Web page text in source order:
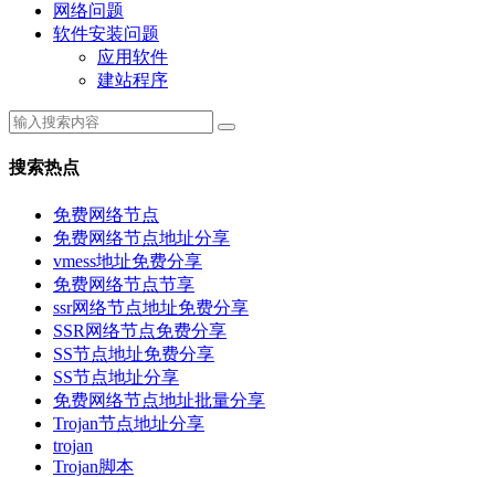
网络问题
软件安装问题
应用软件
建站程序
搜索热点
免费网络节点
免费网络节点地址分享
vmess地址免费分享
免费网络节点节享
ssr网络节点地址免费分享
SSR网络节点免费分享
SS节点地址免费分享
SS节点地址分享
免费网络节点地址批量分享
Trojan节点地址分享
trojan
Trojan脚本